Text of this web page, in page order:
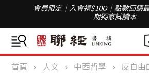
會員限定｜入會禮$100｜點數回饋
期獨家試讀本
首頁 人文 中西哲學 反自由的自